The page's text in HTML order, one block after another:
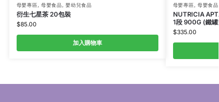
母嬰專區, 母嬰食品,嬰幼兒食品
衍生七星茶 20包裝
$85.00
加入購物車
母嬰專區, 母嬰食品
NUTRICIA
1段 900G (鐵
$335.00